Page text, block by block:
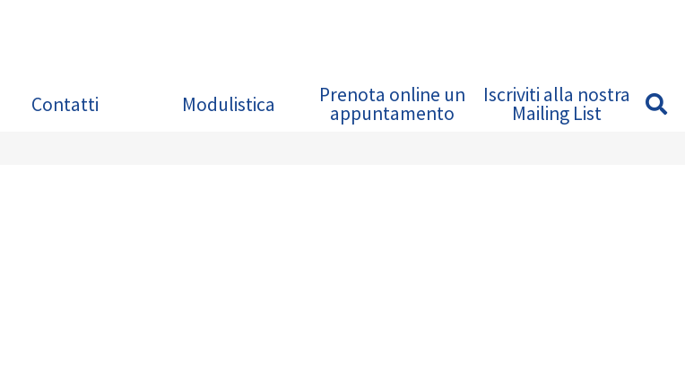
Contatti Modulistica Prenota online un
appuntamento
Iscriviti alla nostra
Mailing List